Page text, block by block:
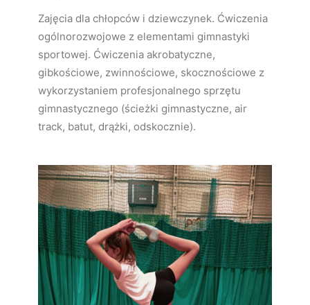
Zajęcia dla chłopców i dziewczynek. Ćwiczenia
ogólnorozwojowe z elementami gimnastyki
sportowej. Ćwiczenia akrobatyczne,
gibkościowe, zwinnościowe, skocznościowe z
wykorzystaniem profesjonalnego sprzętu
gimnastycznego (ścieżki gimnastyczne, air
track, batut, drążki, odskocznie).